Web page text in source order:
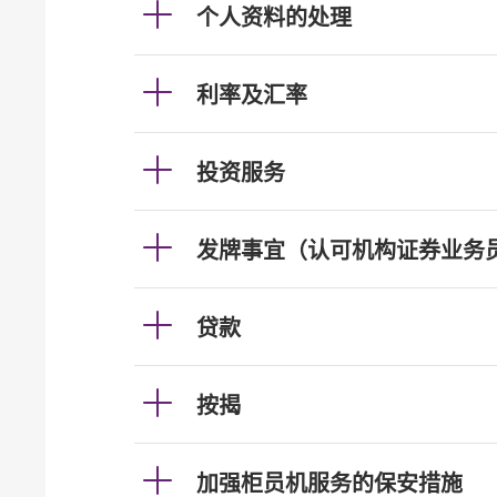
个人资料的处理
利率及汇率
投资服务
发牌事宜（认可机构证券业务
贷款
按揭
加强柜员机服务的保安措施